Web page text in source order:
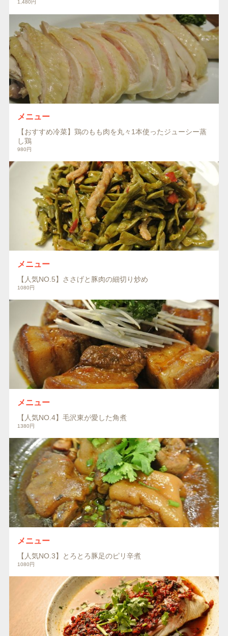
1,480円
メニュー
【おすすめ冷菜】鶏のもも肉を丸々1本使ったジューシー蒸
し鶏
980円
メニュー
【人気NO.5】ささげと豚肉の細切り炒め
1080円
メニュー
【人気NO.4】毛沢東が愛した角煮
1380円
メニュー
【人気NO.3】とろとろ豚足のピリ辛煮
1080円